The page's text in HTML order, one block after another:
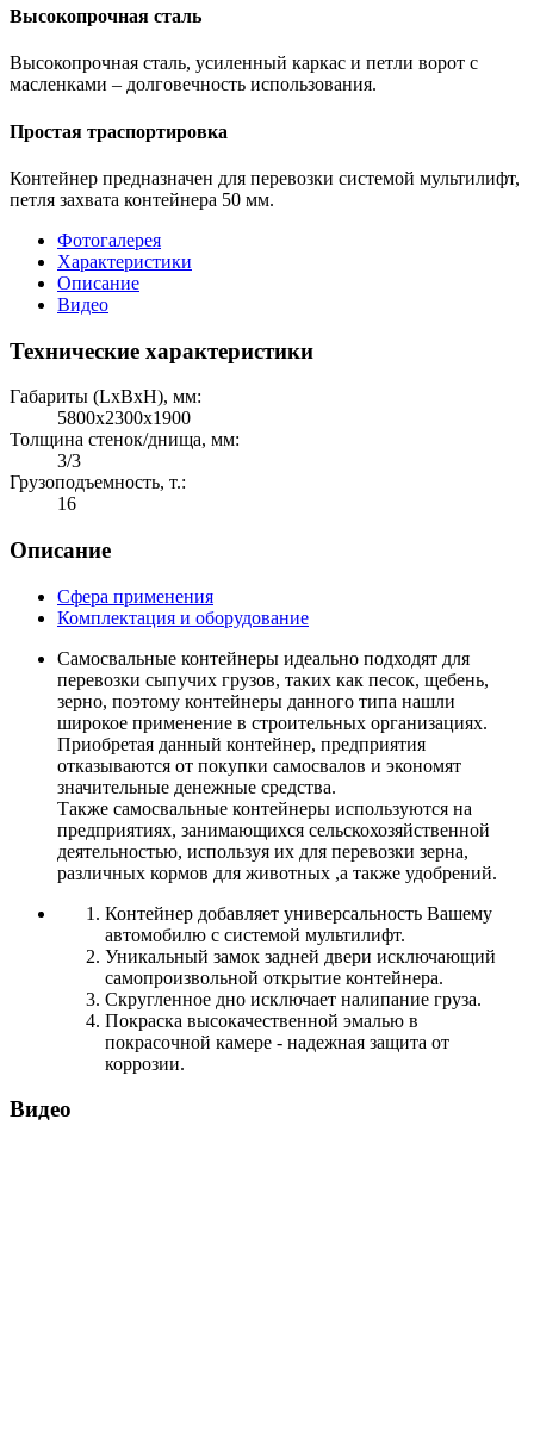
Высокопрочная сталь
Высокопрочная сталь, усиленный каркас и петли ворот с
масленками – долговечность использования.
Простая траспортировка
Контейнер предназначен для перевозки системой мультилифт,
петля захвата контейнера 50 мм.
Фотогалерея
Характеристики
Описание
Видео
Технические характеристики
Габариты (LхBхH), мм:
5800х2300х1900
Толщина стенок/днища, мм:
3/3
Грузоподъемность, т.:
16
Описание
Сфера применения
Комплектация и оборудование
Самосвальные контейнеры идеально подходят для
перевозки сыпучих грузов, таких как песок, щебень,
зерно, поэтому контейнеры данного типа нашли
широкое применение в строительных организациях.
Приобретая данный контейнер, предприятия
отказываются от покупки самосвалов и экономят
значительные денежные средства.
Также самосвальные контейнеры используются на
предприятиях, занимающихся сельскохозяйственной
деятельностью, используя их для перевозки зерна,
различных кормов для животных ,а также удобрений.
Контейнер добавляет универсальность Вашему
автомобилю с системой мультилифт.
Уникальный замок задней двери исключающий
самопроизвольной открытие контейнера.
Скругленное дно исключает налипание груза.
Покраска высокачественной эмалью в
покрасочной камере - надежная защита от
коррозии.
Видео